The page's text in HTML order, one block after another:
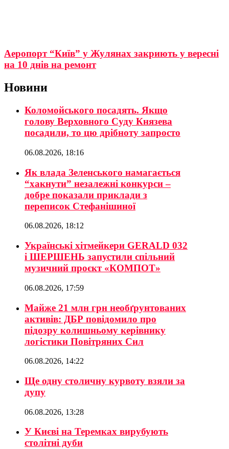
Аеропорт “Київ” у Жулянах закриють у вересні
на 10 днів на ремонт
Новини
Коломойського посадять. Якщо
голову Верховного Суду Князева
посадили, то цю дрібноту запросто
06.08.2026, 18:16
Як влада Зеленського намагається
“хакнути” незалежні конкурси –
добре показали приклади з
переписок Стефанішиної
06.08.2026, 18:12
Українські хітмейкери GERALD 032
і ШЕРШЕНЬ запустили спільний
музичний проєкт «КОМПОТ»
06.08.2026, 17:59
Майже 21 млн грн необґрунтованих
активів: ДБР повідомило про
підозру колишньому керівнику
логістики Повітряних Сил
06.08.2026, 14:22
Ще одну столичну курвоту взяли за
дупу
06.08.2026, 13:28
У Києві на Теремках вирубують
столітні дуби